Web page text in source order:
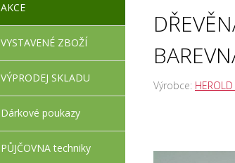
Výrobce:
AKCE
VYSTAVENÉ ZBOŽÍ
VÝPRODEJ SKLADU
Dárkové poukazy
PŮJČOVNA techniky